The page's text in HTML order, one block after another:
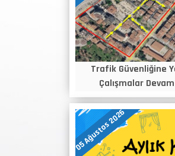
Trafik Güvenliğine
Çalışmalar
05 Ağustos 2026